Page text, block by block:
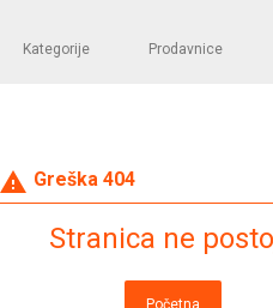
Kategorije Prodavnice
warning Greška 404
Stranica ne
Početna